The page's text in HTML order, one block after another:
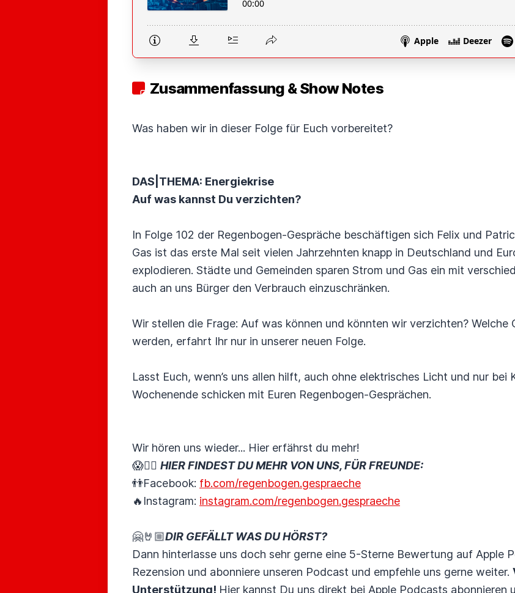
Zusammenfassung & Show Notes
Was haben wir in dieser Folge für Euch vorbereitet?
DAS|THEMA: Energiekrise
Auf was kannst Du verzichten?
In Folge 102 der Regenbogen-Gespräche beschäftigen sich Felix und
Gas ist das erste Mal seit vielen Jahrzehnten knapp in Deutschland und
explodieren. Städte und Gemeinden sparen Strom und Gas ein mit
auch an uns Bürger den Verbrauch einzuschränken.
Wir stellen die Frage: Auf was können und könnten wir verzichten? Welche
werden, erfahrt Ihr nur in unserer neuen Folge.
Lasst Euch, wenn’s uns allen hilft, auch ohne elektrisches Licht und nur bei
Wochenende schicken mit Euren Regenbogen-Gesprächen.
Wir hören uns wieder... Hier erfährst du mehr!
😱👍🏼 HIER FINDEST DU MEHR VON UNS, FÜR FREUNDE:
👬Facebook: fb.com/regenbogen.gespraeche
🔥Instagram: instagram.com/regenbogen.gespraeche
🤗🤘🏼DIR GEFÄLLT WAS DU HÖRST?
Dann hinterlasse uns doch sehr gerne eine 5-Sterne Bewertung auf Apple
Rezension und abonniere unseren Podcast und empfehle uns gerne weiter.
Unterstützung! Hier kannst Du uns direkt bei Apple Podcasts abonnieren